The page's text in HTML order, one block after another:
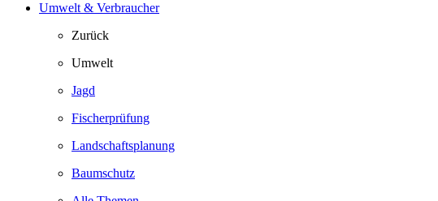
Umwelt & Verbraucher
Zurück
Umwelt
Jagd
Fischerprüfung
Landschaftsplanung
Baumschutz